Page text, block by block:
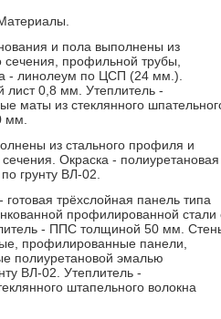
и пола выполнены из
сечения, профильной трубы,
- линолеум по ЦСП (24 мм.).
лист 0,8 мм. Утеплитель -
маты из стеклянного
мм.
из стального профиля и
Окраска - полиуретановая
грунту ВЛ-02.
трёхслойная панель типа
профилированной стали
- ППС толщиной 50 мм.
профилированные панели,
полиуретановой эмалью
ВЛ-02. Утеплитель -
штапельного волокна